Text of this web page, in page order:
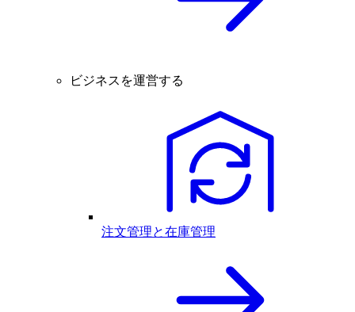
ビジネスを運営する
注文管理と在庫管理